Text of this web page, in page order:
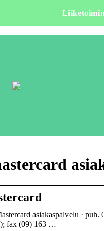
asiakaspalvelu ·
fax (09) 163 …